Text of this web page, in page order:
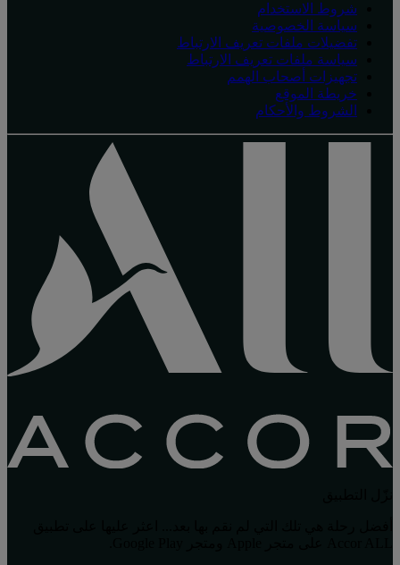
شروط الاستخدام
سياسة الخصوصية
تفضيلات ملفات تعريف الارتباط
سياسة ملفات تعريف الارتباط
تجهيزات أصحاب الهمم
خريطة الموقع
الشروط والأحكام